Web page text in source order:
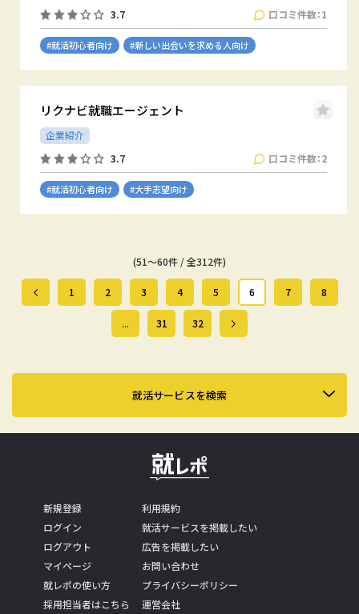
3.7
口コミ件数：1
#就活初心者向け #新しい出会いを求める人向け
リクナビ就職エージェント
企業紹介
3.7
口コミ件数：2
#就活初心者向け #大手志望向け
(51～60件 / 全312件)
1 2 3 4 5 6 7 8
... 31 32
就活サービスを検索
新規登録
ログイン
ログアウト
マイページ
就レポの使い方
採用担当者はこちら
利用規約
就活サービスを掲載したい
広告を掲載したい
お問い合わせ
プライバシーポリシー
運営会社